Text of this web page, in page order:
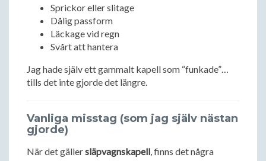
Sprickor eller slitage
Dålig passform
Läckage vid regn
Svårt att hantera
Jag hade själv ett gammalt kapell som “funkade”…
tills det inte gjorde det längre.
Vanliga misstag (som jag själv nästan
gjorde)
När det gällersläpvagnskapell, finns det några